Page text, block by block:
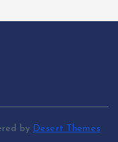
by Desert Themes